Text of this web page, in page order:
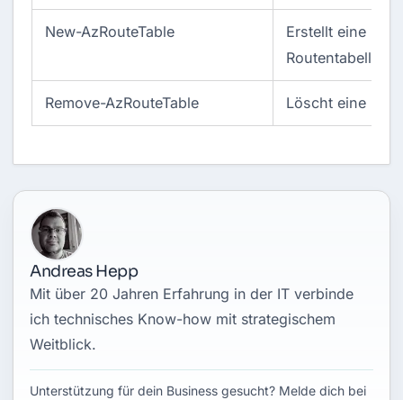
New-AzRouteTable
Erstellt eine
Routentabelle
Remove-AzRouteTable Löscht eine
Andreas Hepp
Mit über 20 Jahren Erfahrung in der IT verbinde
ich technisches Know-how mit strategischem
Weitblick.
Unterstützung für dein Business gesucht? Melde dich bei